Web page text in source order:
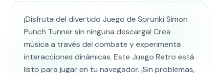
¡Disfruta del divertido Juego de Sprunki Simon
Punch Tunner sin ninguna descarga! Crea
música a través del combate y experimenta
interacciones dinámicas. Este Juego Retro está
listo para jugar en tu navegador. ¡Sin problemas,